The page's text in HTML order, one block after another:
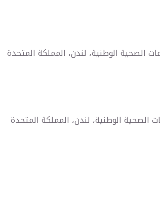
الوطنية، لندن، المملكة المتحدة
الوطنية، لندن، المملكة المتحدة